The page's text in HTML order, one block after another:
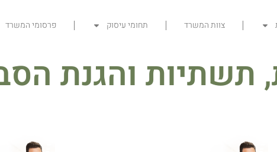
צוות המשרד תחומי עיסוק פרסומי המשרד
והגנת